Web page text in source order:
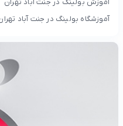
آموزش بولینگ در جنت آباد تهران
آموزشگاه بولینگ در جنت آباد تهران